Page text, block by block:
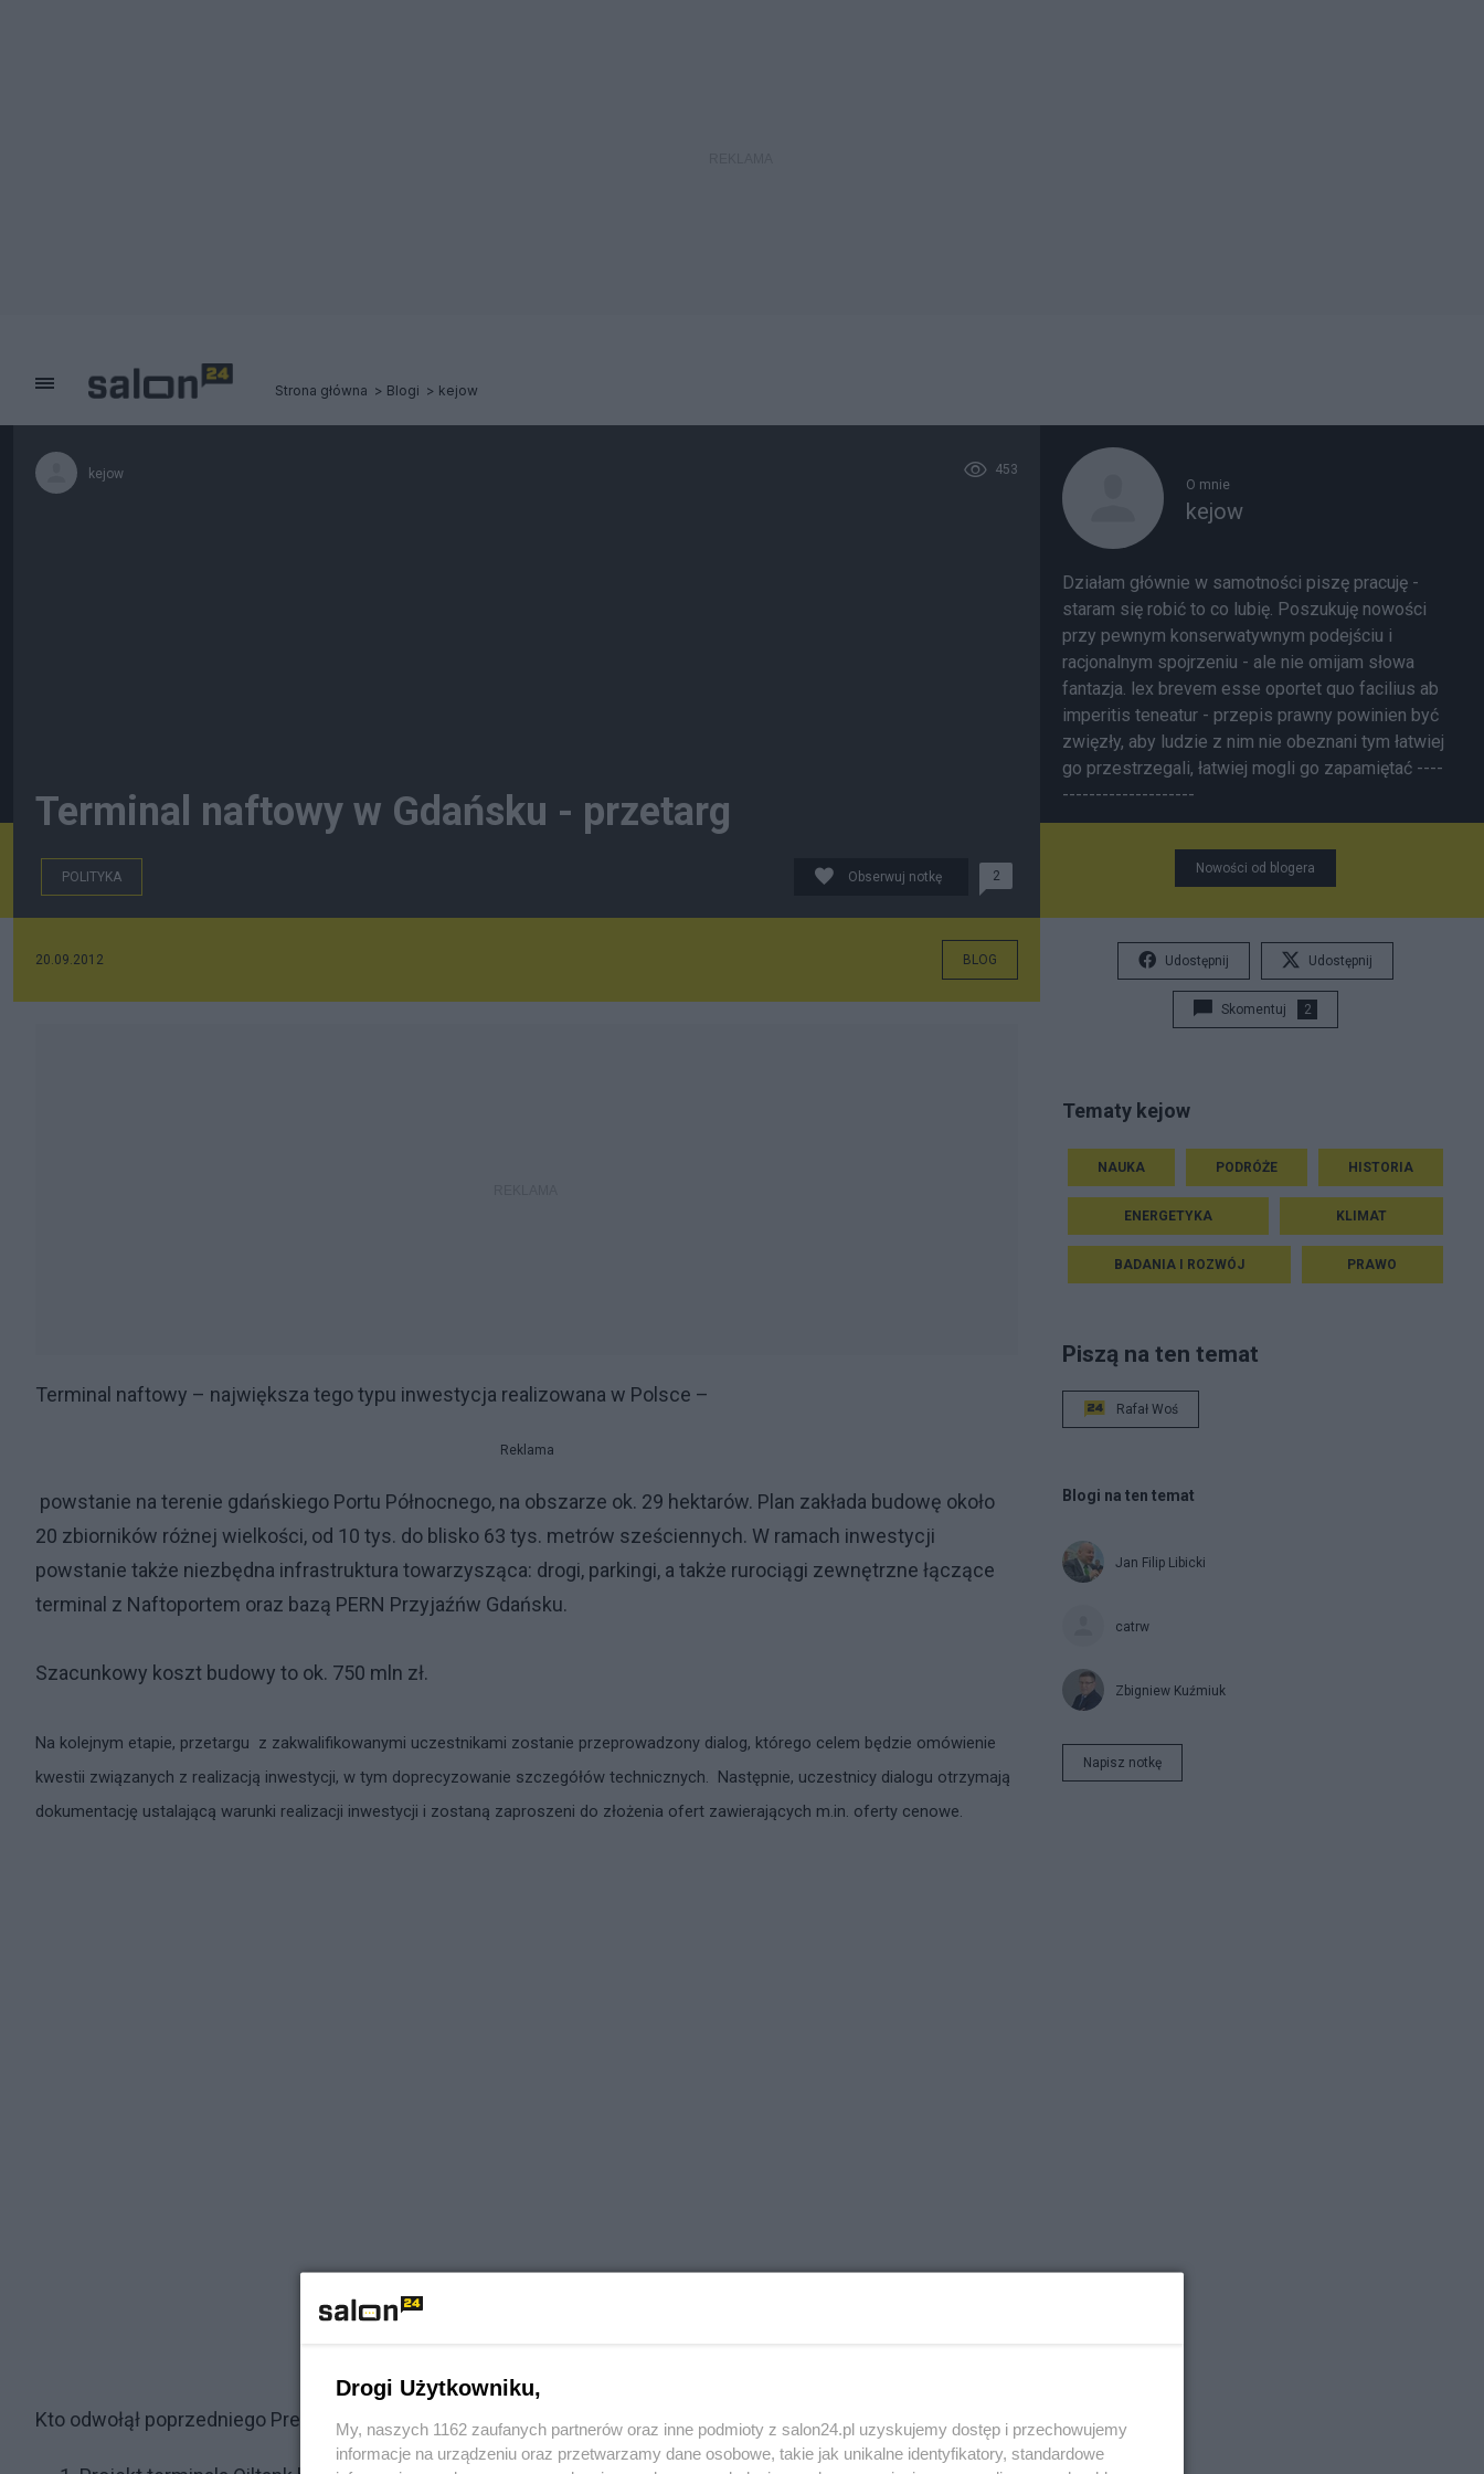
Strona główna Blogi kejow
kejow 453
Terminal naftowy w Gdańsku - przetarg
POLITYKA Obserwuj notkę 2
20.09.2012 BLOG
Terminal naftowy – największa tego typu inwestycja realizowana w Polsce –
Reklama
powstanie na terenie gdańskiego Portu Północnego, na obszarze ok. 29 hektarów. Plan zakłada budowę około
20 zbiorników różnej wielkości, od 10 tys. do blisko 63 tys. metrów sześciennych. W ramach inwestycji
powstanie także niezbędna infrastruktura towarzysząca: drogi, parkingi, a także rurociągi zewnętrzne łączące
terminal z Naftoportem oraz bazą PERN Przyjaźńw Gdańsku.
Szacunkowy koszt budowy to ok. 750 mln zł.
Na kolejnym etapie, przetargu z zakwalifikowanymi uczestnikami zostanie przeprowadzony dialog, którego celem będzie omówienie
kwestii związanych z realizacją inwestycji, w tym doprecyzowanie szczegółów technicznych. Następnie, uczestnicy dialogu otrzymają
dokumentację ustalającą warunki realizacji inwestycji i zostaną zaproszeni do złożenia ofert zawierających m.in. oferty cenowe.
Kto odwołął poprzedniego Prezes PERN Soszyńskiego.
O mnie
kejow
Działam głównie w samotności piszę pracuję -
staram się robić to co lubię. Poszukuję nowości
przy pewnym konserwatywnym podejściu i
racjonalnym spojrzeniu - ale nie omijam słowa
fantazja. lex brevem esse oportet quo facilius ab
imperitis teneatur - przepis prawny powinien być
zwięzły, aby ludzie z nim nie obeznani tym łatwiej
go przestrzegali, łatwiej mogli go zapamiętać ----
--------------------
Nowości od blogera
Udostępnij Udostępnij
Skomentuj 2
Tematy kejow
NAUKA PODRÓŻE HISTORIA
ENERGETYKA KLIMAT
BADANIA I ROZWÓJ PRAWO
Piszą na ten temat
Rafał Woś
Blogi na ten temat
Jan Filip Libicki
catrw
Zbigniew Kuźmiuk
Napisz notkę
Drogi Użytkowniku,
My, naszych 1162 zaufanych partnerów oraz inne podmioty z salon24.pl uzyskujemy dostęp i przechowujemy
informacje na urządzeniu oraz przetwarzamy dane osobowe, takie jak unikalne identyfikatory, standardowe